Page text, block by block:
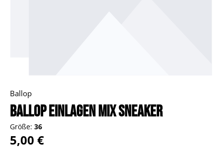
Ballop
Ballop Einlagen Mix Sneaker
Größe: 36
Regulärer Preis:
5,00 €